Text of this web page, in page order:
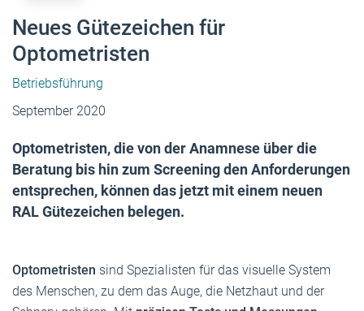
Neues Gütezeichen für
Optometristen
Betriebsführung
September 2020
Optometristen, die von der Anamnese über die
Beratung bis hin zum Screening den Anforderungen
entsprechen, können das jetzt mit einem neuen
RAL Gütezeichen belegen.
Optometristen sind Spezialisten für das visuelle System
des Menschen, zu dem das Auge, die Netzhaut und der